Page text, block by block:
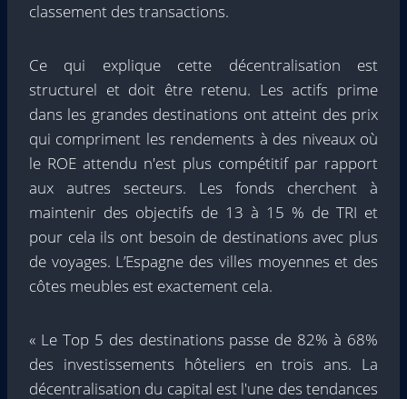
classement des transactions.
Ce qui explique cette décentralisation est
structurel et doit être retenu. Les actifs prime
dans les grandes destinations ont atteint des prix
qui compriment les rendements à des niveaux où
le ROE attendu n'est plus compétitif par rapport
aux autres secteurs. Les fonds cherchent à
maintenir des objectifs de 13 à 15 % de TRI et
pour cela ils ont besoin de destinations avec plus
de voyages. L’Espagne des villes moyennes et des
côtes meubles est exactement cela.
« Le Top 5 des destinations passe de 82% à 68%
des investissements hôteliers en trois ans. La
décentralisation du capital est l'une des tendances